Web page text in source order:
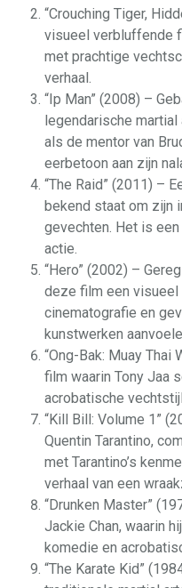
“Crouching Tiger,
visueel verbluffende
met prachtige
verhaal.
“Ip Man” (2008) –
legendarische
als de mentor van
eerbetoon aan zijn
“The Raid” (2011) –
bekend staat om zijn
gevechten. Het is
actie.
“Hero” (2002) –
deze film een
cinematografie en
kunstwerken
“Ong-Bak: Muay Thai
film waarin Tony Jaa
acrobatische
“Kill Bill: Volume 1”
Quentin Tarantino,
met Tarantino’s
verhaal van een
“Drunken Master”
Jackie Chan, waarin
komedie en
“The Karate Kid”